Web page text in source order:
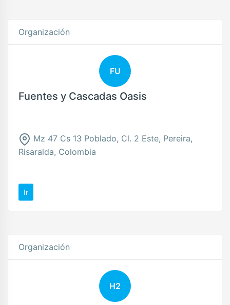
Organización
FU
Fuentes y Cascadas Oasis
Mz 47 Cs 13 Poblado, Cl. 2 Este, Pereira,
Risaralda, Colombia
Ir
Organización
H2